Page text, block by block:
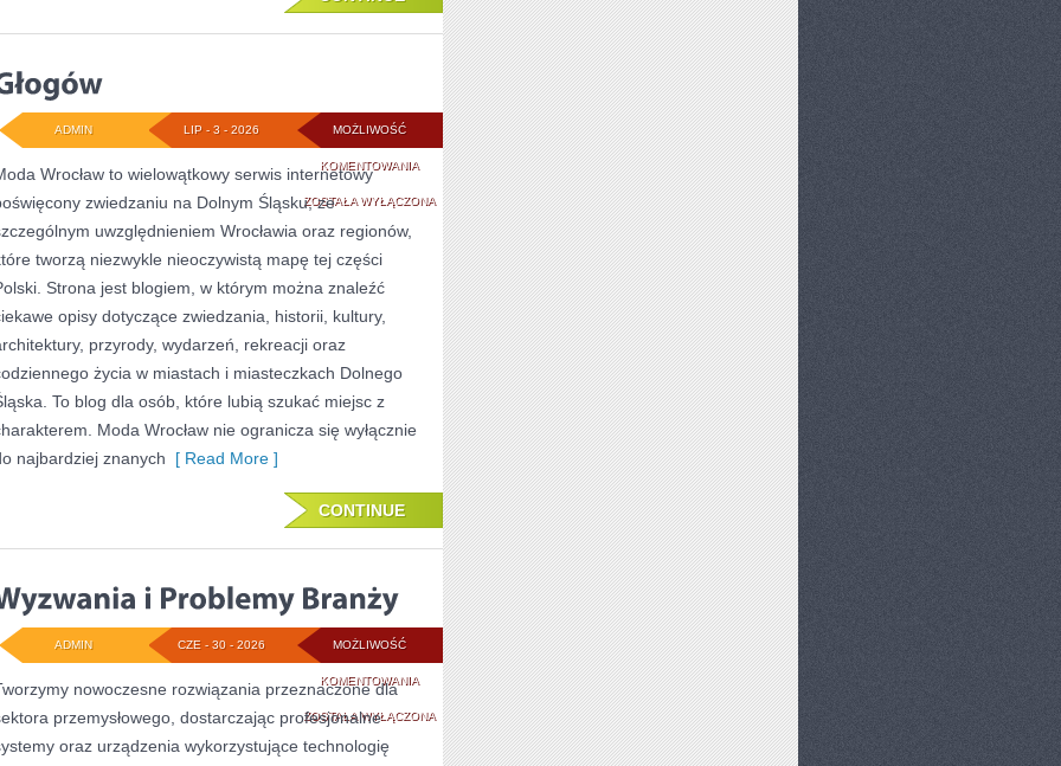
MOŻLIWOŚĆ
KOMENTOWANIAGŁOGÓW
ZOSTAŁA WYŁĄCZONA
LIP - 3 - 2026
ADMIN
Wrocław to wielowątkowy serwis internetowy
zwiedzaniu na Dolnym Śląsku, ze
uwzględnieniem Wrocławia oraz regionów,
tworzą niezwykle nieoczywistą mapę tej części
Strona jest blogiem, w którym można znaleźć
opisy dotyczące zwiedzania, historii, kultury,
przyrody, wydarzeń, rekreacji oraz
życia w miastach i miasteczkach Dolnego
To blog dla osób, które lubią szukać miejsc z
Moda Wrocław nie ogranicza się wyłącznie
najbardziej znanych [ Read More ]
CONTINUE
MOŻLIWOŚĆ
KOMENTOWANIAWYZWANIA
I
PROBLEMY
ZOSTAŁA WYŁĄCZONA
CZE - 30 - 2026
ADMIN
nowoczesne rozwiązania przeznaczone dla
przemysłowego, dostarczając profesjonalne
oraz urządzenia wykorzystujące technologię